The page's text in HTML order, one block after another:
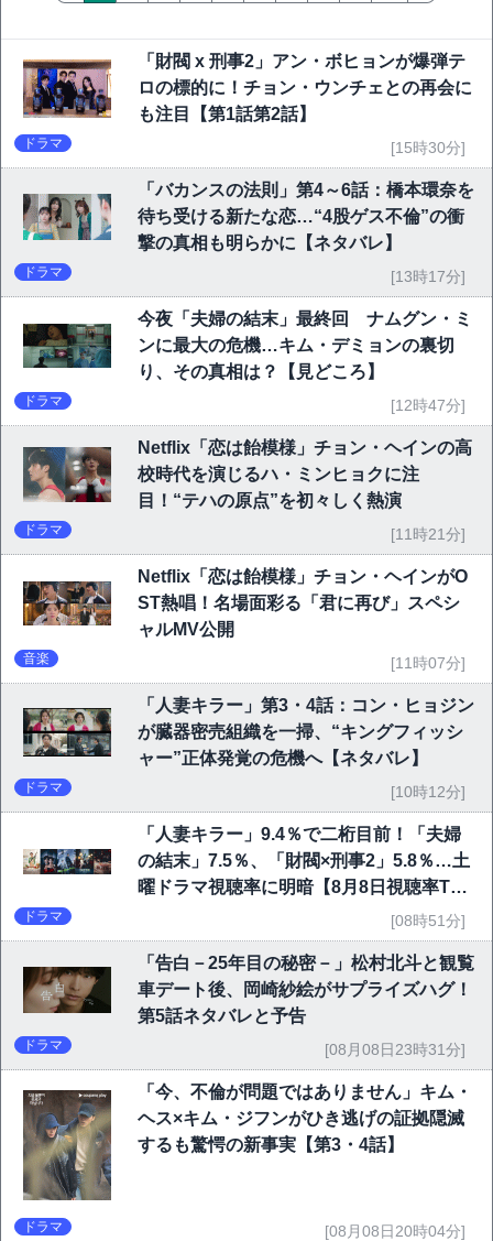
「財閥 x 刑事2」アン・ボヒョンが爆弾テ
ロの標的に！チョン・ウンチェとの再会に
も注目【第1話第2話】
ドラマ [15時30分]
「バカンスの法則」第4～6話：橋本環奈を
待ち受ける新たな恋…“4股ゲス不倫”の衝
撃の真相も明らかに【ネタバレ】
ドラマ [13時17分]
今夜「夫婦の結末」最終回 ナムグン・ミ
ンに最大の危機…キム・デミョンの裏切
り、その真相は？【見どころ】
ドラマ [12時47分]
Netflix「恋は飴模様」チョン・ヘインの高
校時代を演じるハ・ミンヒョクに注
目！“テハの原点”を初々しく熱演
ドラマ [11時21分]
Netflix「恋は飴模様」チョン・ヘインがO
ST熱唱！名場面彩る「君に再び」スペシ
ャルMV公開
音楽 [11時07分]
「人妻キラー」第3・4話：コン・ヒョジン
が臓器密売組織を一掃、“キングフィッシ
ャー”正体発覚の危機へ【ネタバレ】
ドラマ [10時12分]
「人妻キラー」9.4％で二桁目前！「夫婦
の結末」7.5％、「財閥×刑事2」5.8％…土
曜ドラマ視聴率に明暗【8月8日視聴率TO
ドラマ [08時51分]
「告白－25年目の秘密－」松村北斗と観覧
車デート後、岡崎紗絵がサプライズハグ！
第5話ネタバレと予告
ドラマ [08月08日23時31分]
「今、不倫が問題ではありません」キム・
ヘス×キム・ジフンがひき逃げの証拠隠滅
するも驚愕の新事実【第3・4話】
ドラマ [08月08日20時04分]